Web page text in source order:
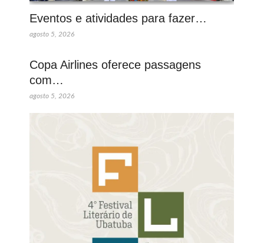
Eventos e atividades para fazer…
agosto 5, 2026
Copa Airlines oferece passagens
com…
agosto 5, 2026